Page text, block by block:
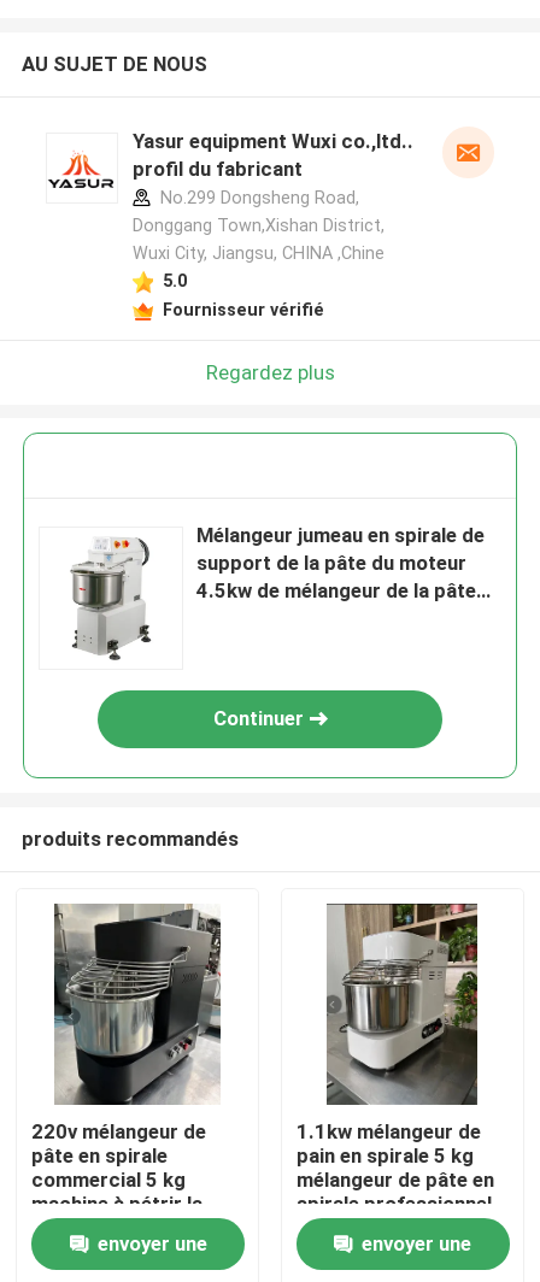
Maison
Des produits
Vidéos
AU SUJET DE NOUS
Yasur equipment Wuxi co.,ltd..
profil du fabricant
No.299 Dongsheng Road,
Donggang Town,Xishan District,
Wuxi City, Jiangsu, CHINA ,Chine
5.0
Fournisseur vérifié
Regardez plus
Mélangeur jumeau en spirale de
support de la pâte du moteur
4.5kw de mélangeur de la pâte
Continuer
produits recommandés
220v mélangeur de
pâte en spirale
commercial 5 kg
machine à pétrir la
pâte Noir
envoyer une
1.1kw mélangeur de
pain en spirale 5 kg
mélangeur de pâte en
spirale professionnel
pour la maison
envoyer une